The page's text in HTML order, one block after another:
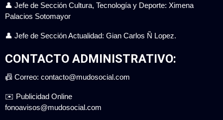
👤 Jefe de Sección Cultura, Tecnología y Deporte: Ximena
Palacios Sotomayor
👤 Jefe de Sección Actualidad: Gian Carlos Ñ Lopez.
CONTACTO ADMINISTRATIVO:
📠 Correo: contacto@mudosocial.com
✉️ Publicidad Online
fonoavisos@mudosocial.com